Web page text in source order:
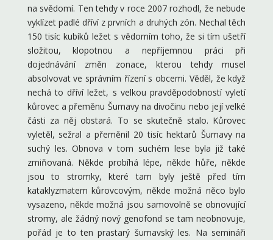
na svědomí. Ten tehdy v roce 2007 rozhodl, že nebude
vyklízet padlé dříví z prvních a druhých zón. Nechal těch
150 tisíc kubíků ležet s vědomím toho, že si tím ušetří
složitou, klopotnou a nepříjemnou práci při
dojednávání změn zonace, kterou tehdy musel
absolvovat ve správním řízení s obcemi. Věděl, že když
nechá to dříví ležet, s velkou pravděpodobností vyletí
kůrovec a přeměnu Šumavy na divočinu nebo její velké
části za něj obstará. To se skutečně stalo. Kůrovec
vyletěl, sežral a přeměnil 20 tisíc hektarů Šumavy na
suchý les. Obnova v tom suchém lese byla již také
zmiňovaná. Někde probíhá lépe, někde hůře, někde
jsou to stromky, které tam byly ještě před tím
kataklyzmatem kůrovcovým, někde možná něco bylo
vysazeno, někde možná jsou samovolně se obnovující
stromy, ale žádný nový genofond se tam neobnovuje,
pořád je to ten prastarý šumavský les. Na semináři